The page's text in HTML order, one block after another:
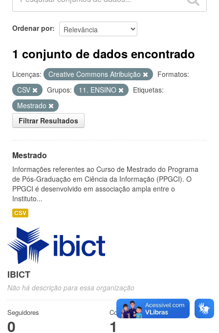
Ordenar por
1 conjunto de dados encontrado
Licenças: Creative Commons Atribuição
Formatos:
CSV
Grupos: 11. ENSINO
Etiquetas:
Mestrado
Filtrar Resultados
Mestrado
Informações referentes ao Curso de Mestrado do Programa
de Pós-Graduação em Ciência da Informação (PPGCI). O
PPGCI é desenvolvido em associação ampla entre o
Instituto...
CSV
IBICT
Não há descrição para essa organização
Seguidores
0
Conjuntos de dados
1